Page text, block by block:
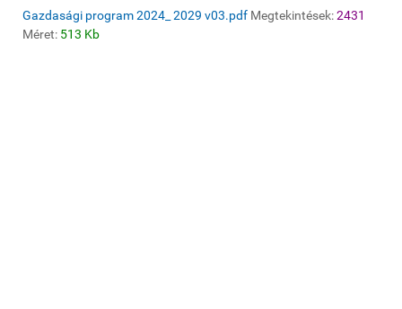
Gazdasági program 2024_ 2029 v03.pdf Megtekintések:2431
Méret: 513 Kb